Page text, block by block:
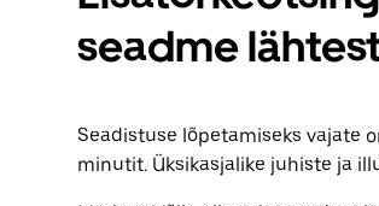
seadme
Seadistuse lõpetamiseks vajate
minutit. Üksikasjalike juhiste ja